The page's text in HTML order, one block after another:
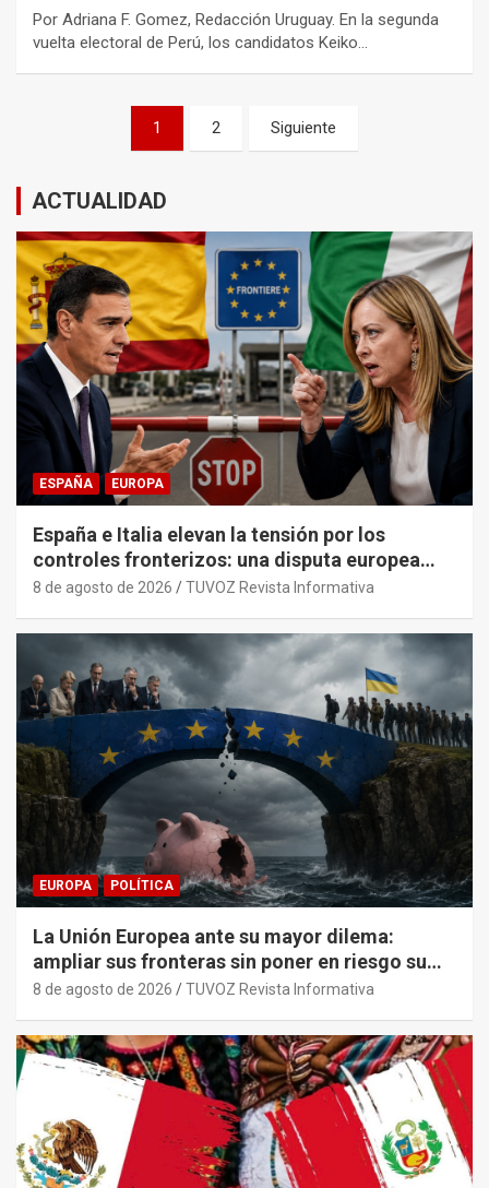
Por Adriana F. Gomez, Redacción Uruguay. En la segunda
vuelta electoral de Perú, los candidatos Keiko…
entradas
1 2 Siguiente
ACTUALIDAD
ESPAÑA EUROPA
España e Italia elevan la tensión por los
controles fronterizos: una disputa europea
con trasfondo político.
8 de agosto de 2026 TUVOZ Revista Informativa
EUROPA POLÍTICA
La Unión Europea ante su mayor dilema:
ampliar sus fronteras sin poner en riesgo su
sostenibilidad económica.
8 de agosto de 2026 TUVOZ Revista Informativa